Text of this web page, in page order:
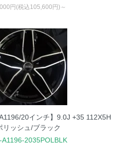
円(税込105,600円)～
20インチ】9.0J +35 112X5H
リッシュ/ブラック
A1196-2035POLBLK